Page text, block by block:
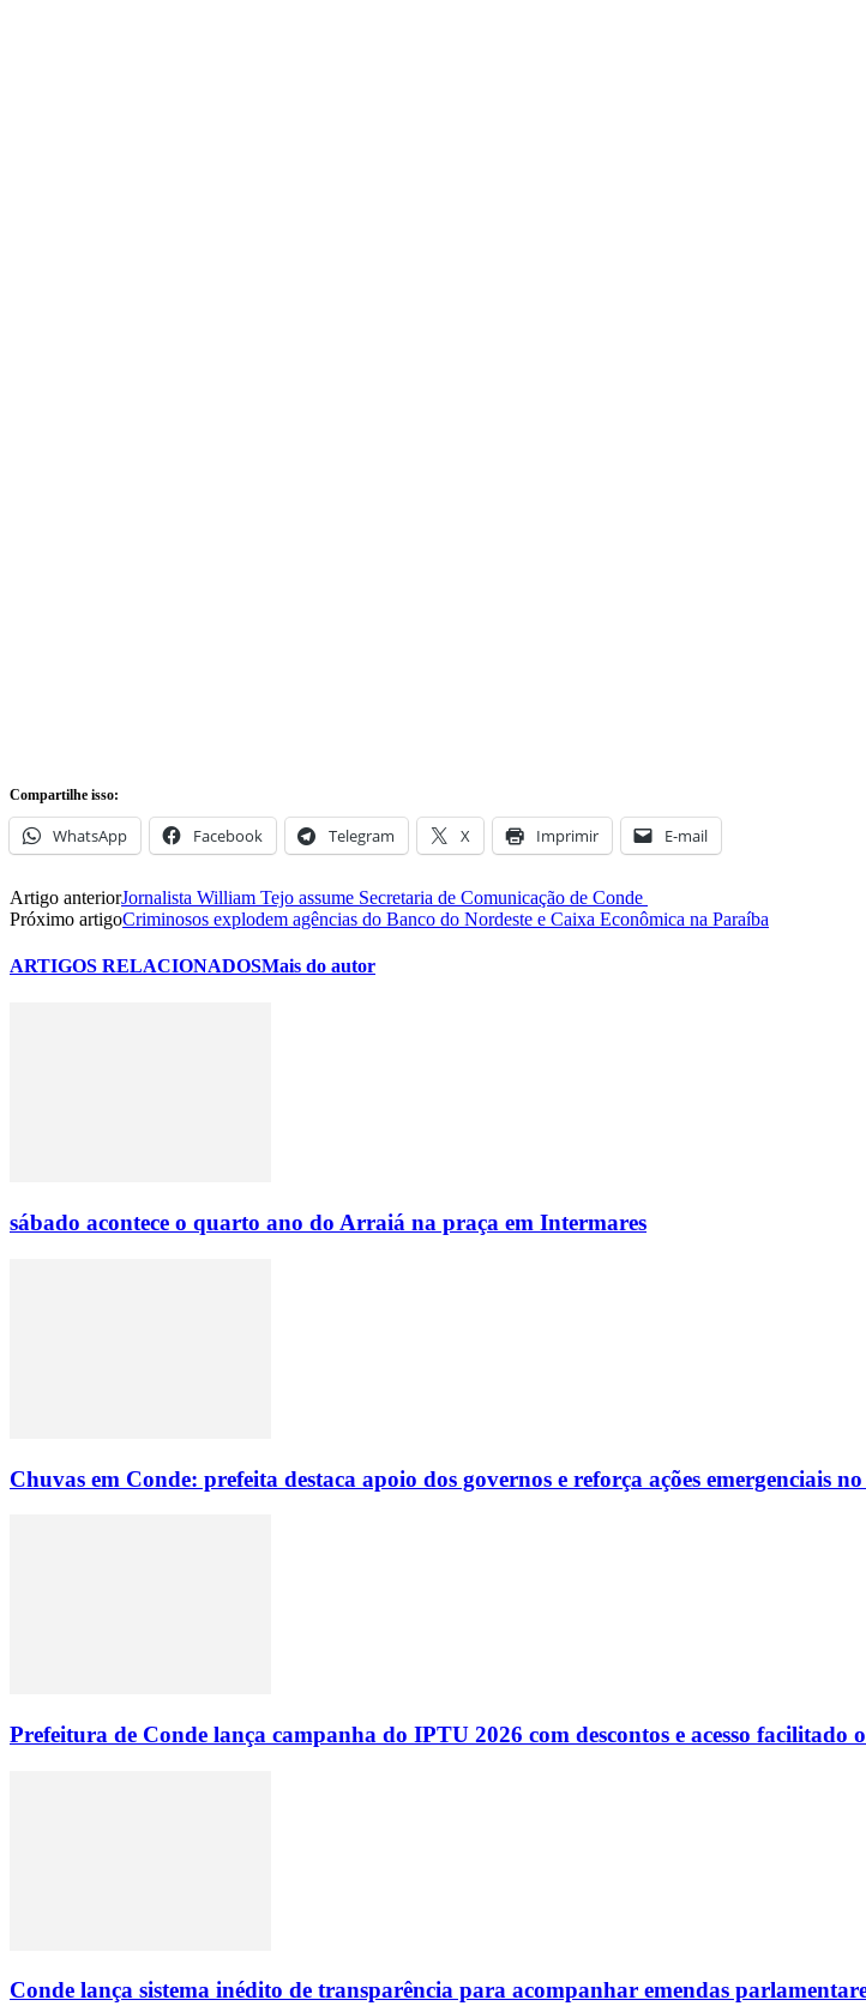
Compartilhe isso:
WhatsApp Facebook Telegram X Imprimir E-mail
Artigo anteriorJornalista William Tejo assume Secretaria de Comunicação de Conde
Próximo artigoCriminosos explodem agências do Banco do Nordeste e Caixa Econômica na Paraíba
ARTIGOS RELACIONADOSMais do autor
sábado acontece o quarto ano do Arraiá na praça em Intermares
Chuvas em Conde: prefeita destaca apoio dos governos e reforça ações emergenciais
Prefeitura de Conde lança campanha do IPTU 2026 com descontos e acesso facilitado
Conde lança sistema inédito de transparência para acompanhar emendas